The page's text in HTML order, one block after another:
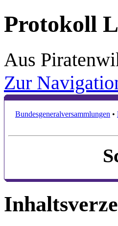
Protokoll
Aus
Zur
Bundesgeneralversammlungen •